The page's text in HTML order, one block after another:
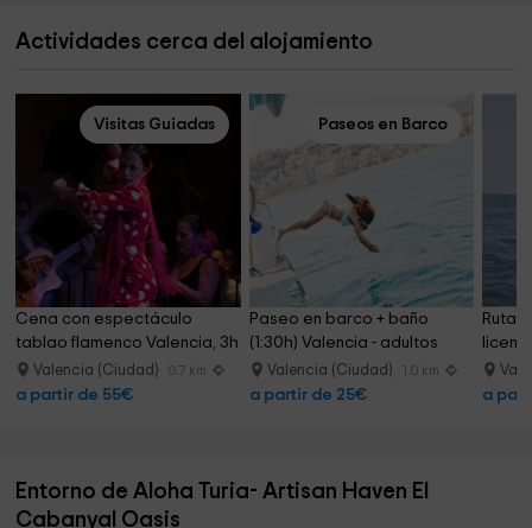
Actividades cerca del alojamiento
Visitas Guiadas
Cena con espectáculo
tablao flamenco Valencia, 3h
Valencia (Ciudad) 0.7 km
a partir de 55€
Paseos en Barco
Paseo en barco + baño
(1:30h) Valencia - adultos
Valencia (Ciudad) 1.0 km
a partir de 25€
Ruta
a
Entorno de Aloha Turia- Artisan Haven El
Cabanyal Oasis